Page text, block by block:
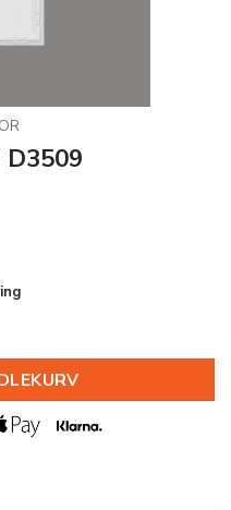
D3509
antall